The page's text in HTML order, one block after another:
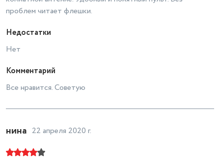
Поддержка CI
есть, один слот, поддержка CI+
проблем читает флешки.
Недостатки
Нет
Комментарий
Все нравится. Советую
нина 22 апреля 2020 г.